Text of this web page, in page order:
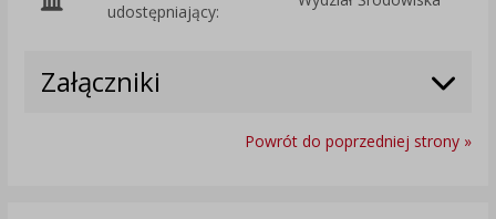
udostępniający:
Załączniki
Powrót do poprzedniej strony »